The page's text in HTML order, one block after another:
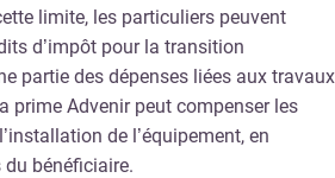
limite, les particuliers peuvent
d’impôt pour la transition
partie des dépenses liées aux travaux
prime Advenir peut compenser les
de l’équipement, en
bénéficiaire.